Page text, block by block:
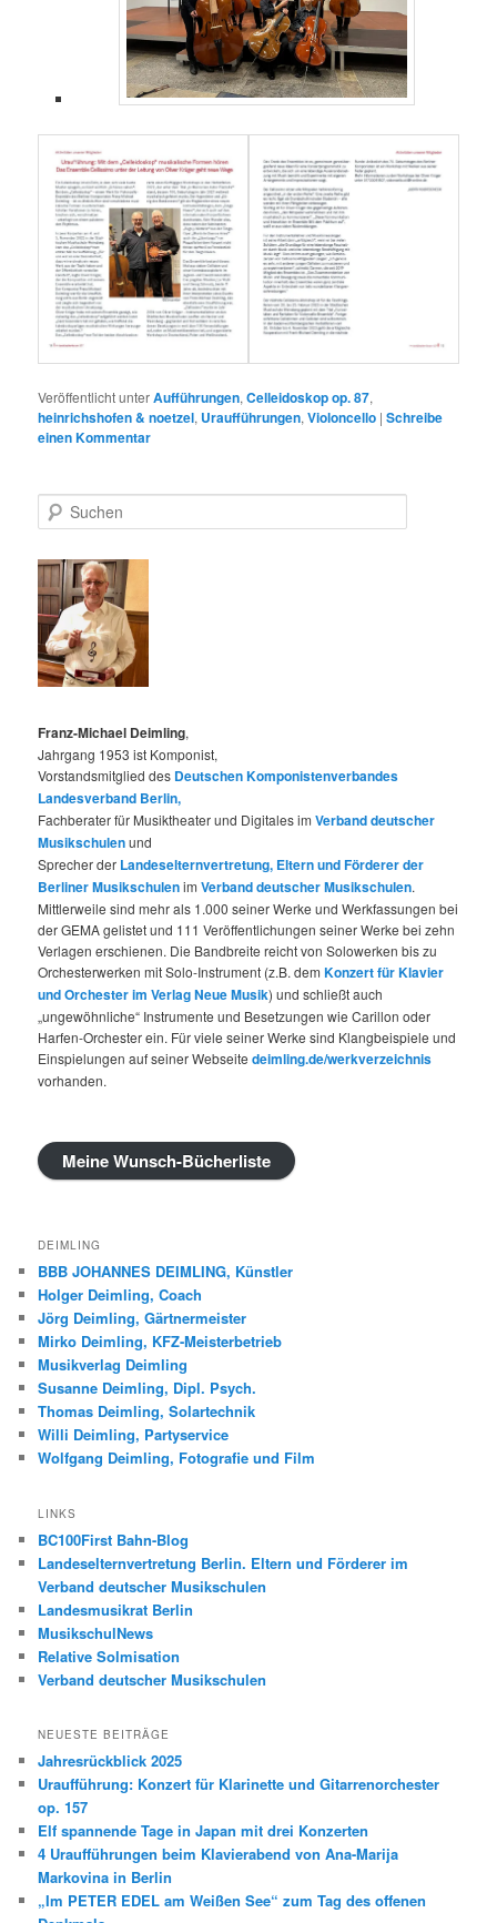
Veröffentlicht unterAufführungen,Celleidoskop op. 87,
heinrichshofen & noetzel, Uraufführungen,Violoncello |Schreibe
einen Kommentar
u
h
e
n
Franz-Michael Deimling,
Jahrgang 1953 ist Komponist,
Vorstandsmitglied des Deutschen Komponistenverbandes
Landesverband Berlin,
Fachberater für Musiktheater und Digitales imVerband deutscher
Musikschulenund
Sprecher der Landeselternvertretung, Eltern und Förderer der
Berliner MusikschulenimVerband deutscher Musikschulen.
Mittlerweile sind mehr als 1.000 seiner Werke und Werkfassungen bei
der GEMA gelistet und 111 Veröffentlichungen seiner Werke bei zehn
Verlagen erschienen. Die Bandbreite reicht von Solowerken bis zu
Orchesterwerken mit Solo-Instrument (z.B. demKonzert für Klavier
und Orchester im Verlag Neue Musik) und schließt auch
„ungewöhnliche“ Instrumente und Besetzungen wie Carillon oder
Harfen-Orchester ein. Für viele seiner Werke sind Klangbeispiele und
Einspielungen auf seiner Webseitedeimling.de/werkverzeichnis
vorhanden.
Meine Wunsch-Bücherliste
DEIMLING
BBB JOHANNES DEIMLING, Künstler
Holger Deimling, Coach
Jörg Deimling, Gärtnermeister
Mirko Deimling, KFZ-Meisterbetrieb
Musikverlag Deimling
Susanne Deimling, Dipl. Psych.
Thomas Deimling, Solartechnik
Willi Deimling, Partyservice
Wolfgang Deimling, Fotografie und Film
LINKS
BC100First Bahn-Blog
Landeselternvertretung Berlin. Eltern und Förderer im
Verband deutscher Musikschulen
Landesmusikrat Berlin
MusikschulNews
Relative Solmisation
Verband deutscher Musikschulen
NEUESTE BEITRÄGE
Jahresrückblick 2025
Uraufführung: Konzert für Klarinette und Gitarrenorchester
op. 157
Elf spannende Tage in Japan mit drei Konzerten
4 Uraufführungen beim Klavierabend von Ana-Marija
Markovina in Berlin
„Im PETER EDEL am Weißen See“ zum Tag des offenen